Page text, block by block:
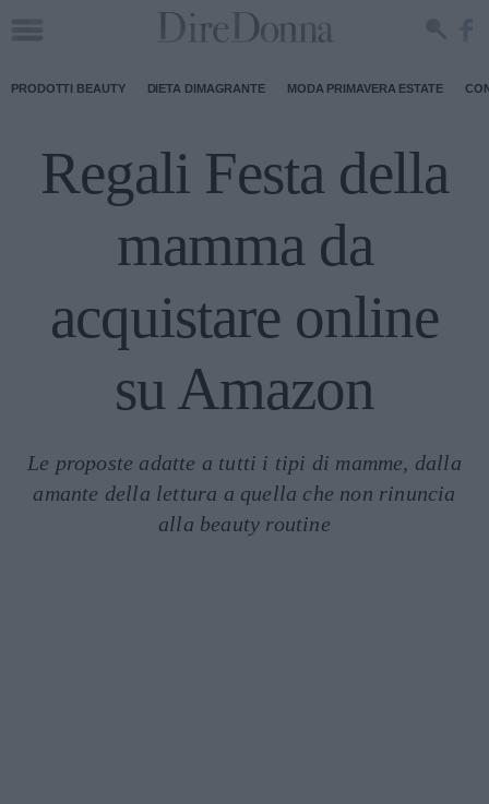
PRODOTTI BEAUTY DIETA DIMAGRANTE MODA PRIMAVERA ESTATE
Regali Festa della
mamma da
acquistare online
su Amazon
Le proposte adatte a tutti i tipi di mamme, dalla
amante della lettura a quella che non rinuncia
alla beauty routine